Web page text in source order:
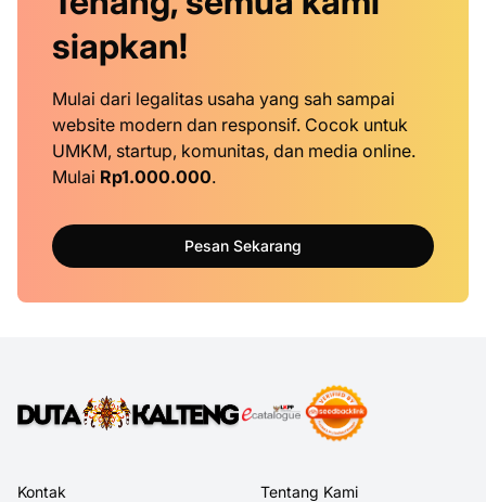
siapkan!
Mulai dari legalitas usaha yang sah sampai
website modern dan responsif. Cocok untuk
UMKM, startup, komunitas, dan media online.
Mulai Rp1.000.000.
Pesan Sekarang
Kontak Tentang Kami